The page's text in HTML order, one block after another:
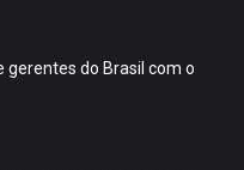
gerentes do Brasil com o